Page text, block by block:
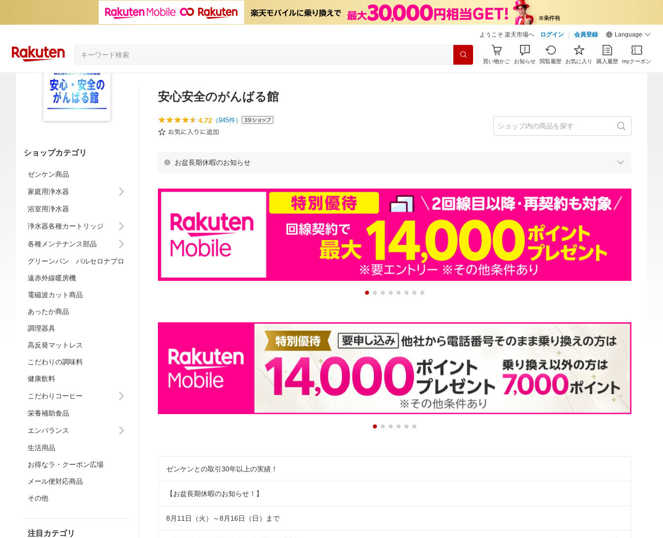
ようこそ 楽天市場へ ログイン 会員登録 Language
買い物かご お知らせ 閲覧履歴 お気に入り 購入履歴 myクーポン
ショップカテゴリ
ゼンケン商品
家庭用浄水器
浴室用浄水器
浄水器各種カートリッジ
各種メンテナンス部品
グリーンパン パルセロナプロ
遠赤外線暖房機
電磁波カット商品
あったか商品
調理器具
高反発マットレス
こだわりの調味料
健康飲料
こだわりコーヒー
栄養補助食品
エンバランス
生活用品
お得なラ・クーポン広場
メール便対応商品
その他
注目カテゴリ
安心安全のがんばる館
4.72 （945件）
お盆長期休暇のお知らせ
ゼンケンとの取引30年以上の実績！
【お盆長期休暇のお知らせ！】
8月11日（火）～8月16日（日）まで